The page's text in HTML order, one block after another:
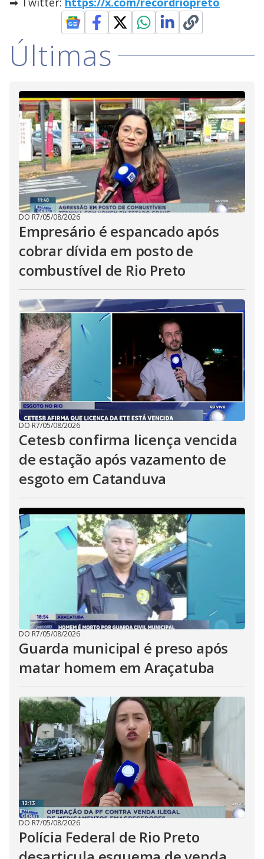
Últimas
DO R7/05/08/2026
Empresário é espancado após
cobrar dívida em posto de
combustível de Rio Preto
DO R7/05/08/2026
Cetesb confirma licença vencida
de estação após vazamento de
esgoto em Catanduva
DO R7/05/08/2026
Guarda municipal é preso após
matar homem em Araçatuba
DO R7/05/08/2026
Polícia Federal de Rio Preto